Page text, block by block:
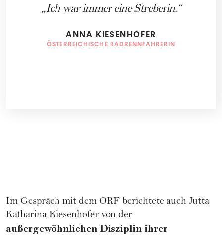
Ich war immer eine Streberin.
ANNA KIESENHOFER
ÖSTERREICHISCHE RADRENNFAHRERIN
Im Gespräch mit dem ORF berichtete auch Jutta
Katharina Kiesenhofer von der
außergewöhnlichen Disziplin ihrer